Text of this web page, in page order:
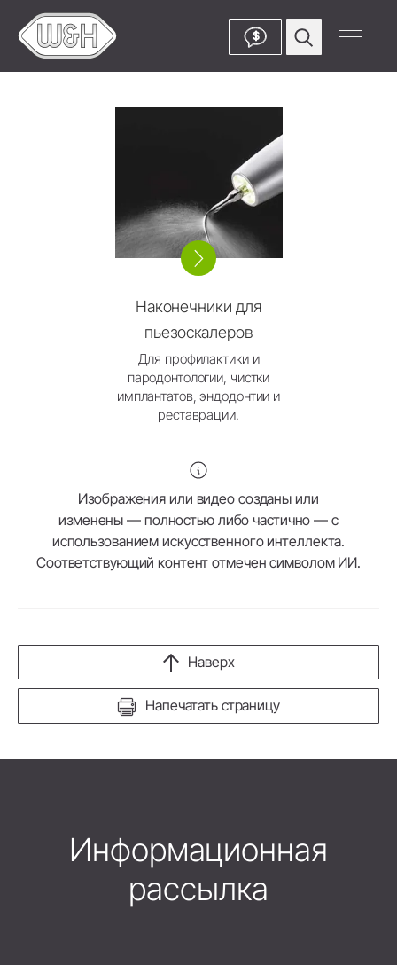
$
Наконечники для
пьезоскалеров
Для профилактики и
пародонтологии, чистки
имплантатов, эндодонтии и
реставрации.
Изображения или видео созданы или
изменены — полностью либо частично — с
использованием искусственного интеллекта.
Соответствующий контент отмечен символом ИИ.
Напечатать страницу
Наверх
Информационная
рассылка